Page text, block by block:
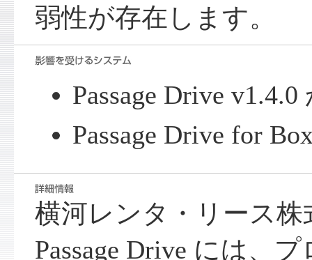
弱性が存在します。
Passage Drive
Passage Drive for
横河レンタ・リース
Passage Drive には、